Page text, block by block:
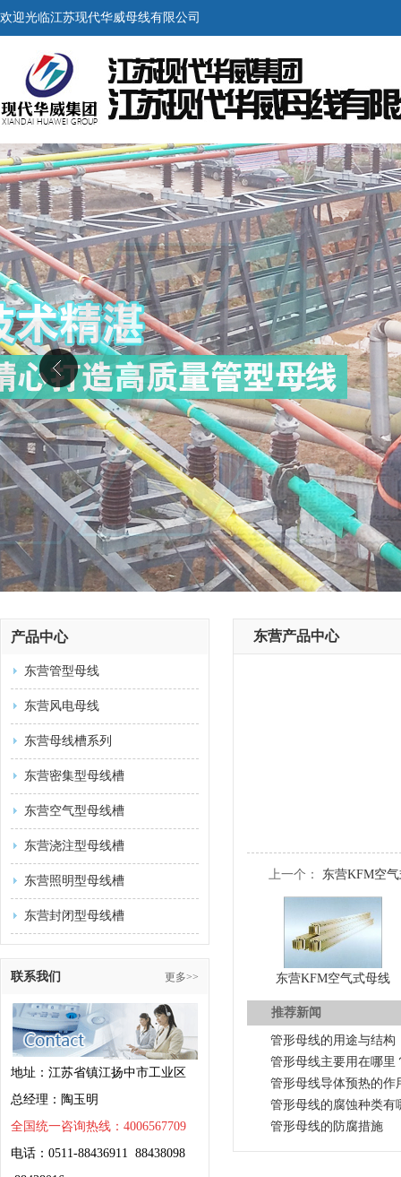
欢迎光临江苏现代华威母线有限公司
产品中心
东营管型母线
东营风电母线
东营母线槽系列
东营密集型母线槽
东营空气型母线槽
东营浇注型母线槽
东营照明型母线槽
东营封闭型母线槽
联系我们 更多>>
地址：江苏省镇江扬中市工业区
总经理：陶玉明
全国统一咨询热线：4006567709
电话：0511-88436911 88438098
东营产品中心
上一个： 东营KFM空
东营KFM空气式母线
推荐新闻
管形母线的用途与结构
管形母线主要用在哪里
管形母线导体预热的作
管形母线的腐蚀种类有
管形母线的防腐措施